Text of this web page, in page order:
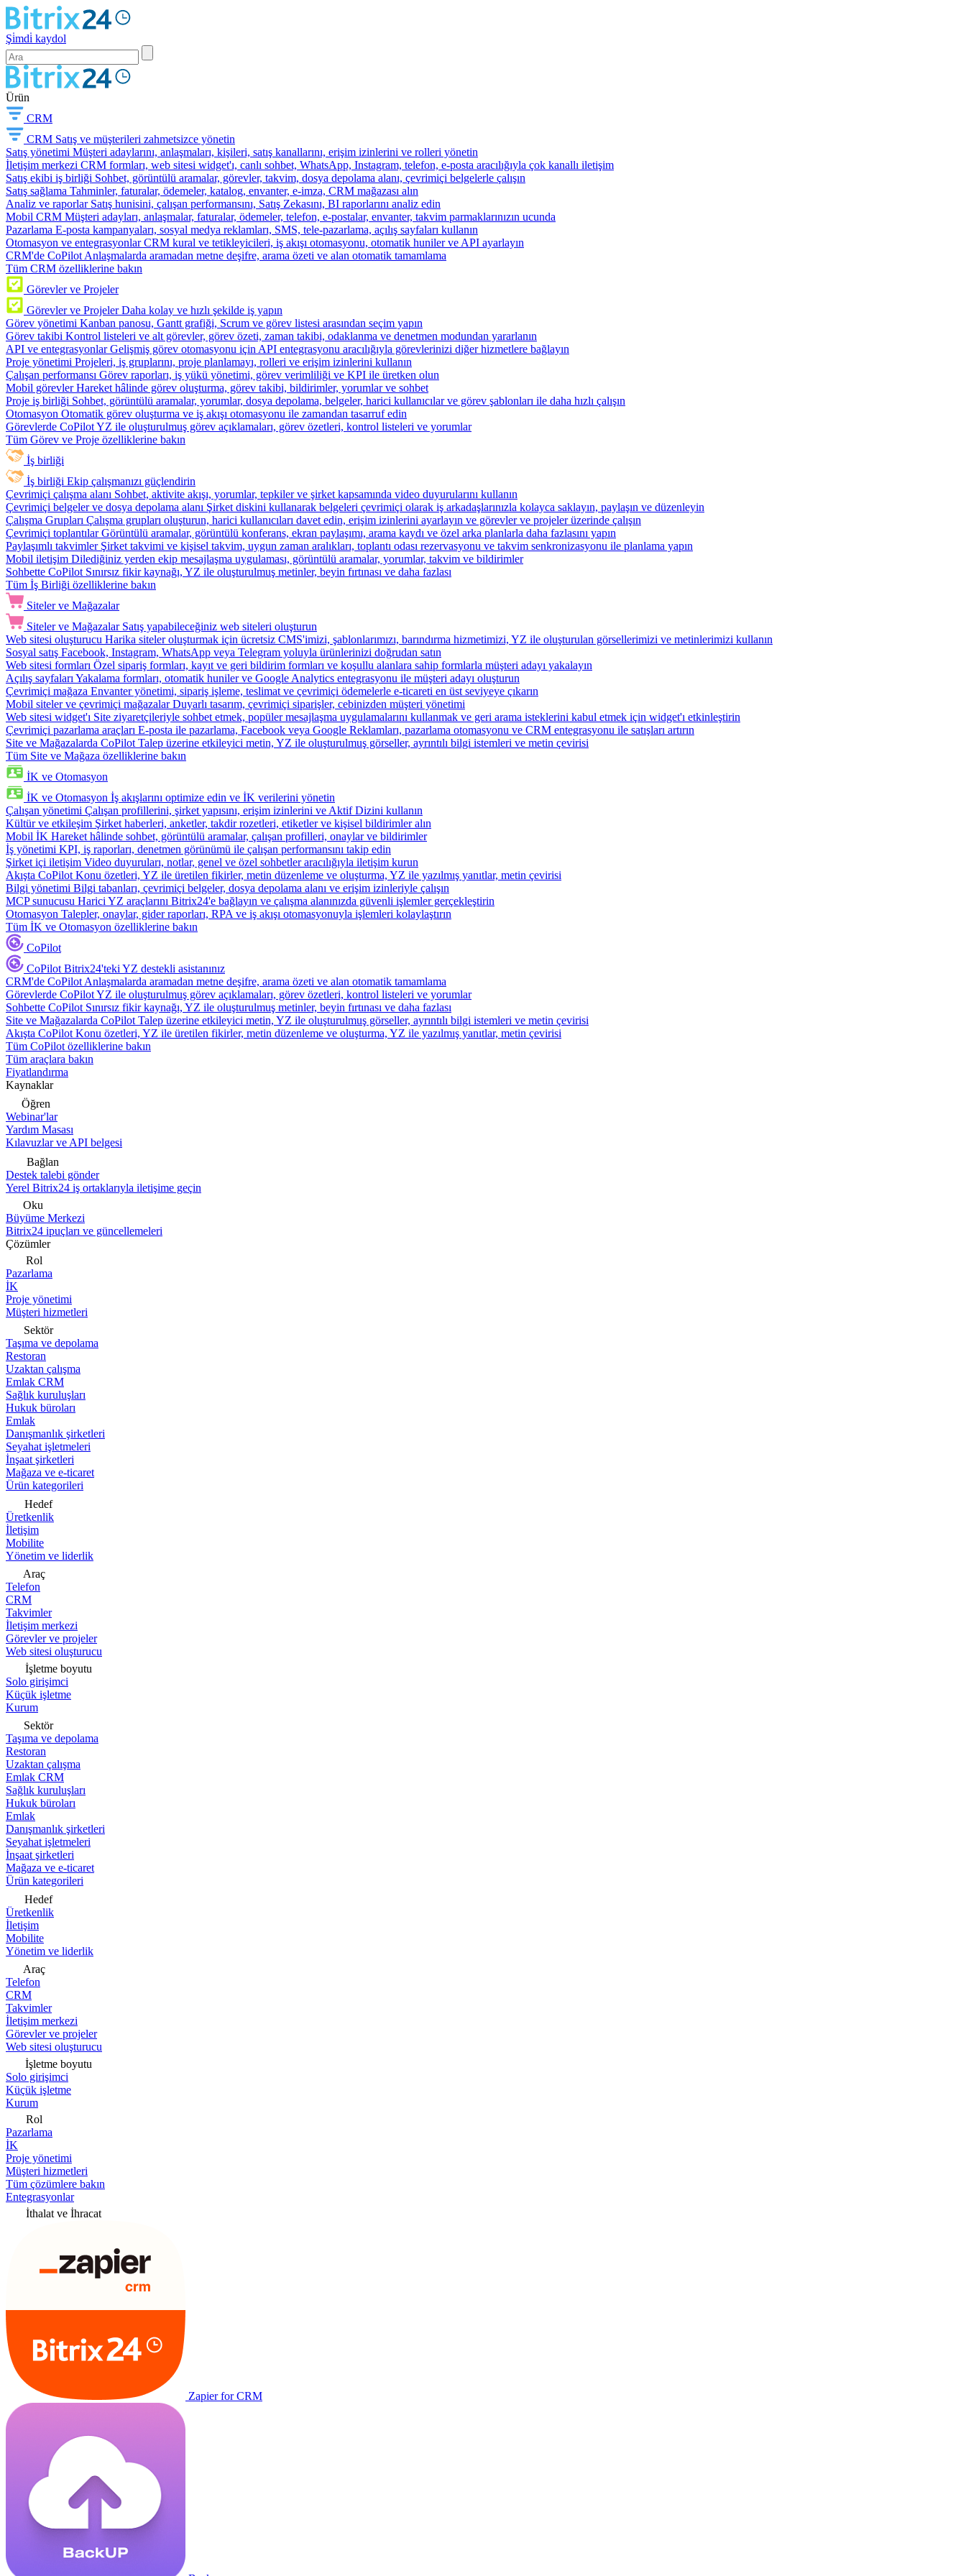
Şi̇mdi̇ kaydol
Ürün
CRM
CRM Satış ve müşterileri zahmetsizce yönetin
Satış yönetimi Müşteri adaylarını, anlaşmaları, kişileri, satış kanallarını, erişim izinlerini ve rolleri yönetin
İletişim merkezi CRM formları, web sitesi widget'ı, canlı sohbet, WhatsApp, Instagram, telefon, e-posta aracılığıyla çok kanallı iletişim
Satış ekibi iş birliği Sohbet, görüntülü aramalar, görevler, takvim, dosya depolama alanı, çevrimiçi belgelerle çalışın
Satış sağlama Tahminler, faturalar, ödemeler, katalog, envanter, e-imza, CRM mağazası alın
Analiz ve raporlar Satış hunisini, çalışan performansını, Satış Zekasını, BI raporlarını analiz edin
Mobil CRM Müşteri adayları, anlaşmalar, faturalar, ödemeler, telefon, e-postalar, envanter, takvim parmaklarınızın ucunda
Pazarlama E-posta kampanyaları, sosyal medya reklamları, SMS, tele-pazarlama, açılış sayfaları kullanın
Otomasyon ve entegrasyonlar CRM kural ve tetikleyicileri, iş akışı otomasyonu, otomatik huniler ve API ayarlayın
CRM'de CoPilot Anlaşmalarda aramadan metne deşifre, arama özeti ve alan otomatik tamamlama
Tüm CRM özelliklerine bakın
Görevler ve Projeler
Görevler ve Projeler Daha kolay ve hızlı şekilde iş yapın
Görev yönetimi Kanban panosu, Gantt grafiği, Scrum ve görev listesi arasından seçim yapın
Görev takibi Kontrol listeleri ve alt görevler, görev özeti, zaman takibi, odaklanma ve denetmen modundan yararlanın
API ve entegrasyonlar Gelişmiş görev otomasyonu için API entegrasyonu aracılığıyla görevlerinizi diğer hizmetlere bağlayın
Proje yönetimi Projeleri, iş gruplarını, proje planlamayı, rolleri ve erişim izinlerini kullanın
Çalışan performansı Görev raporları, iş yükü yönetimi, görev verimliliği ve KPI ile üretken olun
Mobil görevler Hareket hâlinde görev oluşturma, görev takibi, bildirimler, yorumlar ve sohbet
Proje iş birliği Sohbet, görüntülü aramalar, yorumlar, dosya depolama, belgeler, harici kullanıcılar ve görev şablonları ile daha hızlı çalışın
Otomasyon Otomatik görev oluşturma ve iş akışı otomasyonu ile zamandan tasarruf edin
Görevlerde CoPilotYZ ile oluşturulmuş görev açıklamaları, görev özetleri, kontrol listeleri ve yorumlar
Tüm Görev ve Proje özelliklerine bakın
İş birliği
İş birliği Ekip çalışmanızı güçlendirin
Çevrimiçi çalışma alanı Sohbet, aktivite akışı, yorumlar, tepkiler ve şirket kapsamında video duyurularını kullanın
Çevrimiçi belgeler ve dosya depolama alanı Şirket diskini kullanarak belgeleri çevrimiçi olarak iş arkadaşlarınızla kolayca saklayın, paylaşın ve düzenleyin
Çalışma Grupları Çalışma grupları oluşturun, harici kullanıcıları davet edin, erişim izinlerini ayarlayın ve görevler ve projeler üzerinde çalışın
Çevrimiçi toplantılar Görüntülü aramalar, görüntülü konferans, ekran paylaşımı, arama kaydı ve özel arka planlarla daha fazlasını yapın
Paylaşımlı takvimler Şirket takvimi ve kişisel takvim, uygun zaman aralıkları, toplantı odası rezervasyonu ve takvim senkronizasyonu ile planlama yapın
Mobil iletişim Dilediğiniz yerden ekip mesajlaşma uygulaması, görüntülü aramalar, yorumlar, takvim ve bildirimler
Sohbette CoPilot Sınırsız fikir kaynağı, YZ ile oluşturulmuş metinler, beyin fırtınası ve daha fazlası
Tüm İş Birliği özelliklerine bakın
Siteler ve Mağazalar
Siteler ve Mağazalar Satış yapabileceğiniz web siteleri oluşturun
Web sitesi oluşturucu Harika siteler oluşturmak için ücretsiz CMS'imizi, şablonlarımızı, barındırma hizmetimizi, YZ ile oluşturulan görsellerimizi ve metinlerimizi kullanın
Sosyal satış Facebook, Instagram, WhatsApp veya Telegram yoluyla ürünlerinizi doğrudan satın
Web sitesi formları Özel sipariş formları, kayıt ve geri bildirim formları ve koşullu alanlara sahip formlarla müşteri adayı yakalayın
Açılış sayfaları Yakalama formları, otomatik huniler ve Google Analytics entegrasyonu ile müşteri adayı oluşturun
Çevrimiçi mağaza Envanter yönetimi, sipariş işleme, teslimat ve çevrimiçi ödemelerle e-ticareti en üst seviyeye çıkarın
Mobil siteler ve çevrimiçi mağazalar Duyarlı tasarım, çevrimiçi siparişler, cebinizden müşteri yönetimi
Web sitesi widget'ı Site ziyaretçileriyle sohbet etmek, popüler mesajlaşma uygulamalarını kullanmak ve geri arama isteklerini kabul etmek için widget'ı etkinleştirin
Çevrimiçi pazarlama araçları E-posta ile pazarlama, Facebook veya Google Reklamları, pazarlama otomasyonu ve CRM entegrasyonu ile satışları artırın
Site ve Mağazalarda CoPilot Talep üzerine etkileyici metin, YZ ile oluşturulmuş görseller, ayrıntılı bilgi istemleri ve metin çevirisi
Tüm Site ve Mağaza özelliklerine bakın
İK ve Otomasyon
İK ve Otomasyon İş akışlarını optimize edin ve İK verilerini yönetin
Çalışan yönetimi Çalışan profillerini, şirket yapısını, erişim izinlerini ve Aktif Dizini kullanın
Kültür ve etkileşim Şirket haberleri, anketler, takdir rozetleri, etiketler ve kişisel bildirimler alın
Mobil İK Hareket hâlinde sohbet, görüntülü aramalar, çalışan profilleri, onaylar ve bildirimler
İş yönetimi KPI, iş raporları, denetmen görünümü ile çalışan performansını takip edin
Şirket içi iletişim Video duyuruları, notlar, genel ve özel sohbetler aracılığıyla iletişim kurun
Akışta CoPilot Konu özetleri, YZ ile üretilen fikirler, metin düzenleme ve oluşturma, YZ ile yazılmış yanıtlar, metin çevirisi
Bilgi yönetimi Bilgi tabanları, çevrimiçi belgeler, dosya depolama alanı ve erişim izinleriyle çalışın
MCP sunucusu Harici YZ araçlarını Bitrix24'e bağlayın ve çalışma alanınızda güvenli işlemler gerçekleştirin
Otomasyon Talepler, onaylar, gider raporları, RPA ve iş akışı otomasyonuyla işlemleri kolaylaştırın
Tüm İK ve Otomasyon özelliklerine bakın
CoPilot
CoPilot Bitrix24'teki YZ destekli asistanınız
CRM'de CoPilot Anlaşmalarda aramadan metne deşifre, arama özeti ve alan otomatik tamamlama
Görevlerde CoPilotYZ ile oluşturulmuş görev açıklamaları, görev özetleri, kontrol listeleri ve yorumlar
Sohbette CoPilot Sınırsız fikir kaynağı, YZ ile oluşturulmuş metinler, beyin fırtınası ve daha fazlası
Site ve Mağazalarda CoPilot Talep üzerine etkileyici metin, YZ ile oluşturulmuş görseller, ayrıntılı bilgi istemleri ve metin çevirisi
Akışta CoPilot Konu özetleri, YZ ile üretilen fikirler, metin düzenleme ve oluşturma, YZ ile yazılmış yanıtlar, metin çevirisi
Tüm CoPilot özelliklerine bakın
Tüm araçlara bakın
Fiyatlandırma
Kaynaklar
Öğren
Webinar'lar
Yardım Masası
Kılavuzlar ve API belgesi
Bağlan
Destek talebi gönder
Yerel Bitrix24 iş ortaklarıyla iletişime geçin
Oku
Büyüme Merkezi
Bitrix24 ipuçları ve güncellemeleri
Çözümler
Rol
Pazarlama
İK
Proje yönetimi
Müşteri hizmetleri
Sektör
Taşıma ve depolama
Restoran
Uzaktan çalışma
Emlak CRM
Sağlık kuruluşları
Hukuk büroları
Emlak
Danışmanlık şirketleri
Seyahat işletmeleri
İnşaat şirketleri
Mağaza ve e-ticaret
Ürün kategorileri
Hedef
Üretkenlik
İletişim
Mobilite
Yönetim ve liderlik
Araç
Telefon
CRM
Takvimler
İletişim merkezi
Görevler ve projeler
Web sitesi oluşturucu
İşletme boyutu
Solo girişimci
Küçük işletme
Kurum
Sektör
Taşıma ve depolama
Restoran
Uzaktan çalışma
Emlak CRM
Sağlık kuruluşları
Hukuk büroları
Emlak
Danışmanlık şirketleri
Seyahat işletmeleri
İnşaat şirketleri
Mağaza ve e-ticaret
Ürün kategorileri
Hedef
Üretkenlik
İletişim
Mobilite
Yönetim ve liderlik
Araç
Telefon
CRM
Takvimler
İletişim merkezi
Görevler ve projeler
Web sitesi oluşturucu
İşletme boyutu
Solo girişimci
Küçük işletme
Kurum
Rol
Pazarlama
İK
Proje yönetimi
Müşteri hizmetleri
Tüm çözümlere bakın
Entegrasyonlar
İthalat ve İhracat
Zapier for CRM